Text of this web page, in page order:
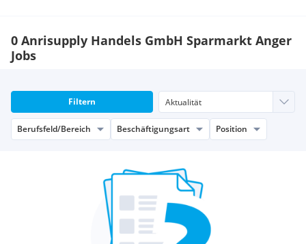
0 Anrisupply Handels GmbH Sparmarkt Anger
Jobs
Filtern
Berufsfeld/Bereich Beschäftigungsart Position